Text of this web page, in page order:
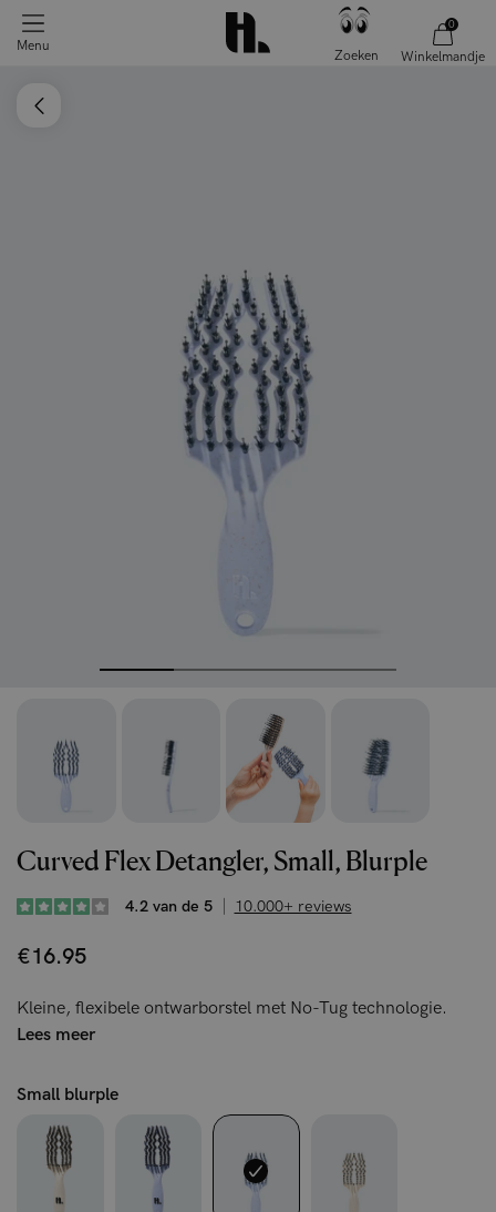
Menu
Zoeken
0
Winkelmandje
Curved Flex Detangler, Small, Blurple
4.2 van de 5 10.000+ reviews
€16.95
Kleine, flexibele ontwarborstel met No-Tug technologie.
Lees meer
Small blurple